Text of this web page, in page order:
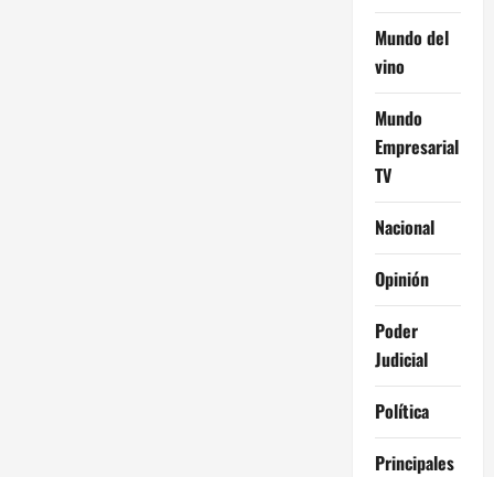
Mundo del
vino
Mundo
Empresarial
TV
Nacional
Opinión
Poder
Judicial
Política
Principales